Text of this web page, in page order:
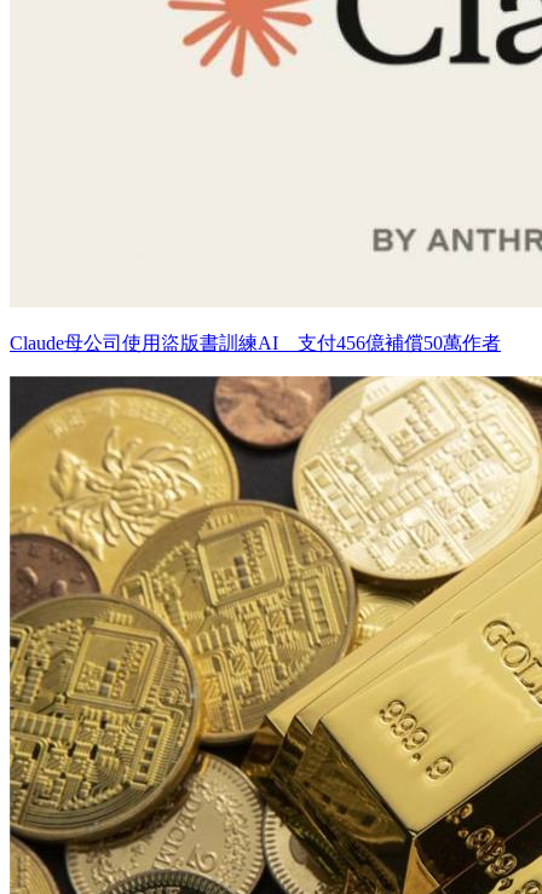
Claude母公司使用盜版書訓練AI 支付456億補償50萬作者